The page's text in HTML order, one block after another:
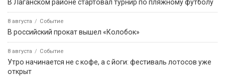
В Лаганском районе стартовал турнир по пляжному футболу
8 августа Событие
В российский прокат вышел «Колобок»
8 августа Событие
Утро начинается не с кофе, а с йоги: фестиваль лотосов уже
открыт